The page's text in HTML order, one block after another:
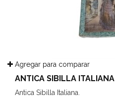
Agregar para comparar
ANTICA SIBILLA ITALIANA
Antica Sibilla Italiana.